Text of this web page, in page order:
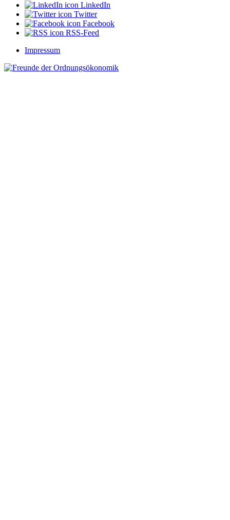
LinkedIn
Twitter
Facebook
RSS-Feed
Impressum